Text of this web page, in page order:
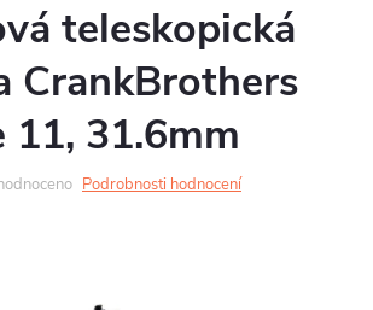
teleskopická
CrankBrothers
31.6mm
Podrobnosti hodnocení